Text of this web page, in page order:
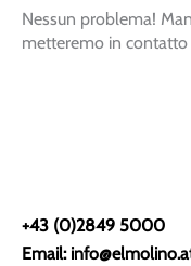
Nessun problema!
metteremo in
+43 (0)2849 5000
Email: